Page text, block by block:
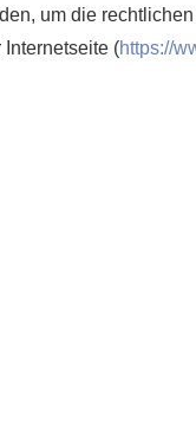
um die
(https://